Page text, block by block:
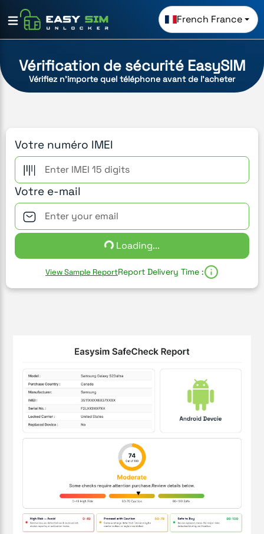
French France
Vérification de sécurité EasySIM
Vérifiez n'importe quel téléphone avant de l'acheter
Votre numéro IMEI
Votre e-mail
Loading...
View Sample ReportReport Delivery Time :